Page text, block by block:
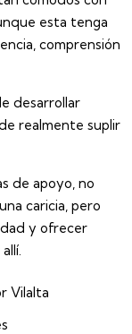
esta tenga
comprensión
desarrollar
realmente suplir
de apoyo , no
caricia, pero
y ofrecer